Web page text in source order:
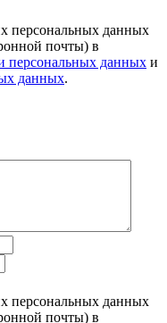
персональных данных
почты) в
персональных данных и
данных.
персональных данных
почты) в